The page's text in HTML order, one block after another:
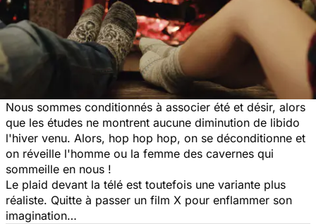
Nous sommes conditionnés à associer été et désir, alors
que les études ne montrent aucune diminution de libido
l'hiver venu. Alors, hop hop hop, on se déconditionne et
on réveille l'homme ou la femme des cavernes qui
sommeille en nous !
Le plaid devant la télé est toutefois une variante plus
réaliste. Quitte à passer un film X pour enflammer son
imagination…